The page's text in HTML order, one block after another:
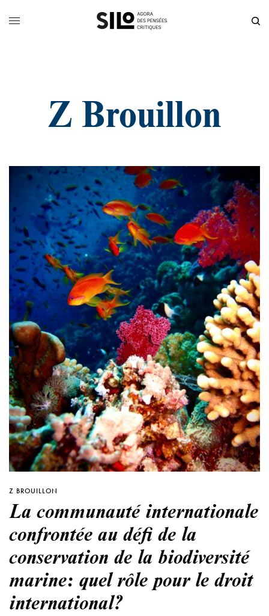
Z Brouillon
Z BROUILLON
La communauté internationale
confrontée au défi de la
conservation de la biodiversité
marine: quel rôle pour le droit
international?